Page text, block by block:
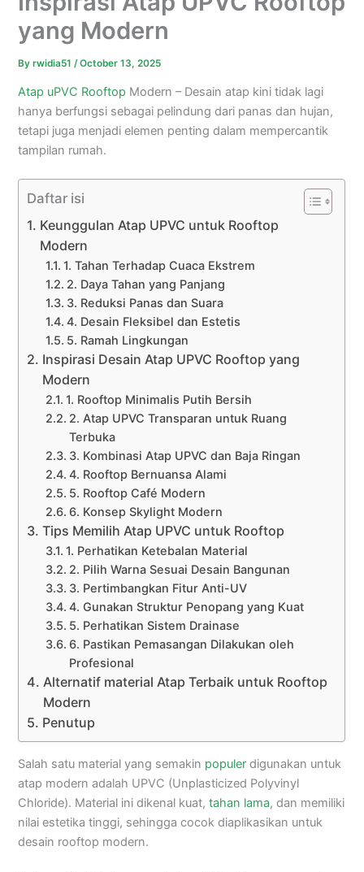
yang Modern
Byrwidia51 /October 13, 2025
Atap uPVC Rooftop Modern – Desain atap kini tidak lagi
hanya berfungsi sebagai pelindung dari panas dan hujan,
tetapi juga menjadi elemen penting dalam mempercantik
tampilan rumah.
Daftar isi
Keunggulan Atap UPVC untuk Rooftop
Modern
1. Tahan Terhadap Cuaca Ekstrem
2. Daya Tahan yang Panjang
3. Reduksi Panas dan Suara
4. Desain Fleksibel dan Estetis
5. Ramah Lingkungan
Inspirasi Desain Atap UPVC Rooftop yang
Modern
1. Rooftop Minimalis Putih Bersih
2. Atap UPVC Transparan untuk Ruang
Terbuka
3. Kombinasi Atap UPVC dan Baja Ringan
4. Rooftop Bernuansa Alami
5. Rooftop Café Modern
6. Konsep Skylight Modern
Tips Memilih Atap UPVC untuk Rooftop
1. Perhatikan Ketebalan Material
2. Pilih Warna Sesuai Desain Bangunan
3. Pertimbangkan Fitur Anti-UV
4. Gunakan Struktur Penopang yang Kuat
5. Perhatikan Sistem Drainase
6. Pastikan Pemasangan Dilakukan oleh
Profesional
Alternatif material Atap Terbaik untuk Rooftop
Modern
Penutup
Salah satu material yang semakin populer digunakan untuk
atap modern adalah UPVC (Unplasticized Polyvinyl
Chloride). Material ini dikenal kuat,tahan lama, dan memiliki
nilai estetika tinggi, sehingga cocok diaplikasikan untuk
desain rooftop modern.